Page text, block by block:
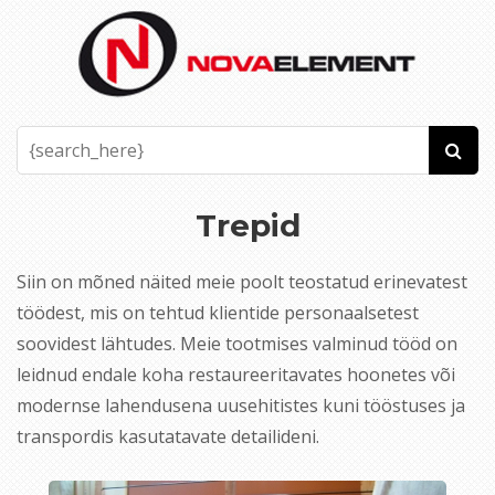
Trepid
Siin on mõned näited meie poolt teostatud erinevatest
töödest, mis on tehtud klientide personaalsetest
soovidest lähtudes. Meie tootmises valminud tööd on
leidnud endale koha restaureeritavates hoonetes või
modernse lahendusena uusehitistes kuni tööstuses ja
transpordis kasutatavate detailideni.